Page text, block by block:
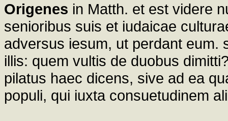
Origenes in Matth. et est videre
senioribus suis et iudaicae
adversus iesum, ut perdant eum.
illis: quem vultis de duobus
pilatus haec dicens, sive ad ea
populi, qui iuxta consuetudinem